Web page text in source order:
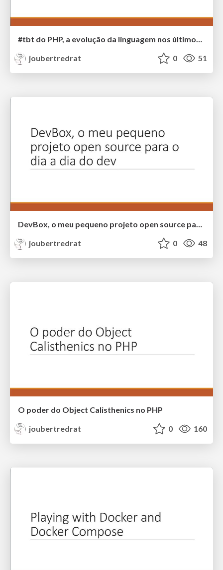
#tbt do PHP, a evolução da linguagem nos últimos 30 anos
joubertredrat
0 51
DevBox, o meu pequeno projeto open source para o dia a dia do dev
joubertredrat
0 48
O poder do Object Calisthenics no PHP
joubertredrat
0 160